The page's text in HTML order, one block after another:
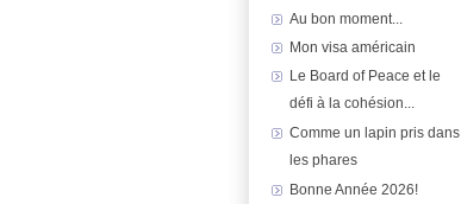
Au bon moment...
Mon visa américain
Le Board of Peace et le
défi à la cohésion...
Comme un lapin pris dans
les phares
Bonne Année 2026!